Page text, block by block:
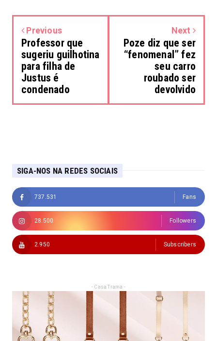
Previous
Professor que
sugeriu guilhotina
para filha de
Justus é
condenado
Next
Poze diz que ser
“fenomenal” fez
seu carro
roubado ser
devolvido
SIGA-NOS NA REDES SOCIAIS
737.531 Fans
28.500 Followers
2.950 Subscribers
- Casa Trama -